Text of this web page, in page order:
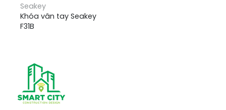
Seakey
Khóa vân tay Seakey
F31B